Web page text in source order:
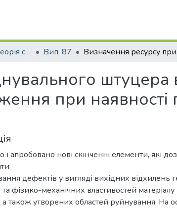
Опір матеріалів і теорія споруд Вип. 87 Визначення
штуцера
при наявності
і апробовано нові скінченні елементи, які
дефектів у вигляді вихідних відхилень
та фізико-механічних властивостей
також утворених областей руйнування. На